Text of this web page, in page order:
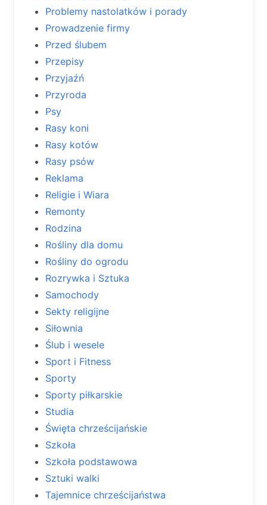
Problemy nastolatków i porady
Prowadzenie firmy
Przed ślubem
Przepisy
Przyjaźń
Przyroda
Psy
Rasy koni
Rasy kotów
Rasy psów
Reklama
Religie i Wiara
Remonty
Rodzina
Rośliny dla domu
Rośliny do ogrodu
Rozrywka i Sztuka
Samochody
Sekty religijne
Siłownia
Ślub i wesele
Sport i Fitness
Sporty
Sporty piłkarskie
Studia
Święta chrześcijańskie
Szkoła
Szkoła podstawowa
Sztuki walki
Tajemnice chrześcijaństwa